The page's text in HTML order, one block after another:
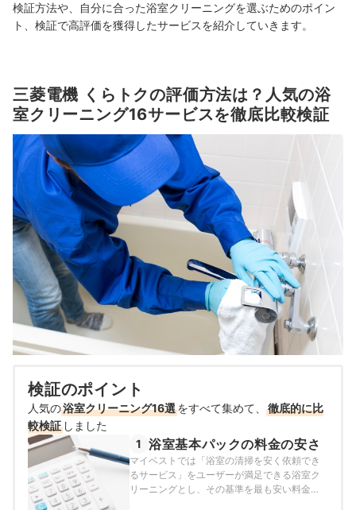
検証方法や、自分に合った浴室クリーニングを選ぶためのポイン
ト、検証で高評価を獲得したサービスを紹介していきます。
三菱電機 くらトクの評価方法は？人気の浴
室クリーニング16サービスを徹底比較検証
検証のポイント
人気の浴室クリーニング16選をすべて集めて、
徹底的に比
較検証 しました
1 浴室基本パックの料金の安さ
マイベストでは「浴室の清掃を安く依頼でき
るサービス」をユーザーが満足できる浴室ク
リーニングとし、その基準を最も安い料金と